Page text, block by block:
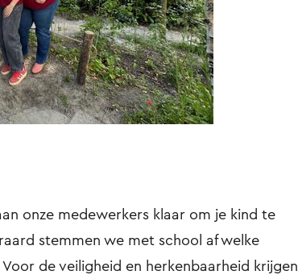
onze medewerkers klaar om je kind te
stemmen we met school af welke
de veiligheid en herkenbaarheid krijgen